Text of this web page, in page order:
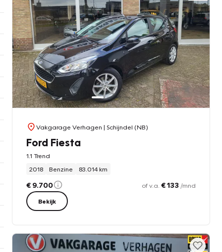
Vakgarage Verhagen | Schijndel (NB)
Ford Fiesta
1.1 Trend
2018
Benzine 83.014 km
€ 9.700 of v.a. € 133 /mnd
Bekijk